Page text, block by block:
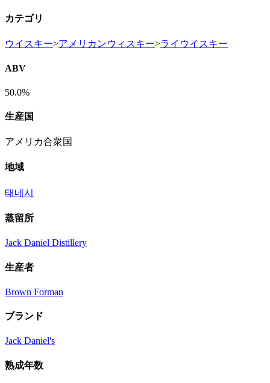
カテゴリ
ウイスキー>アメリカンウィスキー>ライウイスキー
ABV
50.0%
生産国
アメリカ合衆国
地域
태네시
蒸留所
Jack Daniel Distillery
生産者
Brown Forman
ブランド
Jack Daniel's
熟成年数